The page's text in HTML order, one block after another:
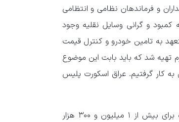
و فرماندهان نظامی و انتظامی
کمبود و گرانی وسایل نقلیه وجود
به تامین خودرو و کنترل قیمت
شد که باید بابت این موضوع
عراق، امسال ۷۰۰ اتوبوس در عراق به کار گرفتیم. عراق اسکورت پلیس
وی ادامه داد: ما تاکید کردیم زوار از خودروهای شخصی استفاده کنند که برای بیش از ۱ میلیون و ۳۰۰ هزار